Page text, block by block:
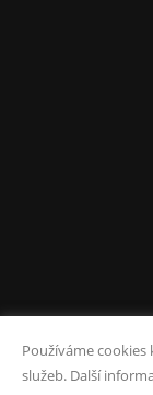
Používáme cookies
služeb. Další